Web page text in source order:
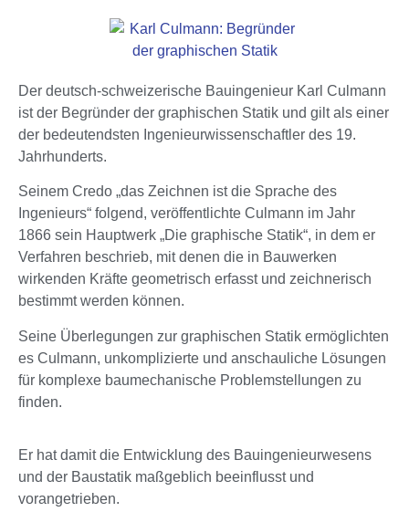
Der deutsch-schweizerische Bauingenieur Karl Culmann
ist der Begründer der graphischen Statik und gilt als einer
der bedeutendsten Ingenieurwissenschaftler des 19.
Jahrhunderts.
Seinem Credo „das Zeichnen ist die Sprache des
Ingenieurs“ folgend, veröffentlichte Culmann im Jahr
1866 sein Hauptwerk „Die graphische Statik“, in dem er
Verfahren beschrieb, mit denen die in Bauwerken
wirkenden Kräfte geometrisch erfasst und zeichnerisch
bestimmt werden können.
Seine Überlegungen zur graphischen Statik ermöglichten
es Culmann, unkomplizierte und anschauliche Lösungen
für komplexe baumechanische Problemstellungen zu
finden.
Er hat damit die Entwicklung des Bauingenieurwesens
und der Baustatik maßgeblich beeinflusst und
vorangetrieben.